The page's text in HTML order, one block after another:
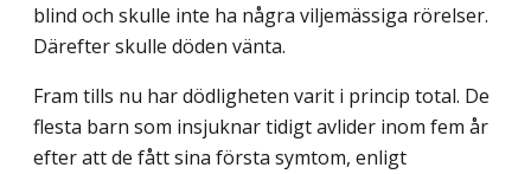
blind och skulle inte ha några viljemässiga rörelser.
Därefter skulle döden vänta.
Fram tills nu har dödligheten varit i princip total. De
flesta barn som insjuknar tidigt avlider inom fem år
efter att de fått sina första symtom, enligt